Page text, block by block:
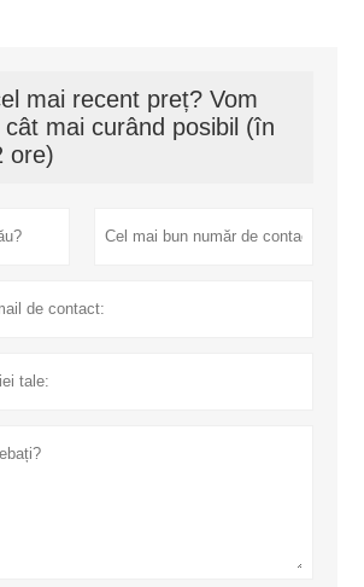
mai recent preț? Vom
cât mai curând posibil (în
ore)